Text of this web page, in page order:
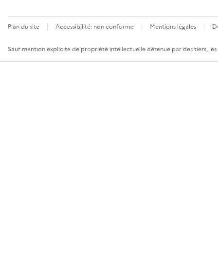
Plan du site Accessibilité: non conforme Mentions légales
Sauf mention explicite de propriété intellectuelle détenue par des tiers,